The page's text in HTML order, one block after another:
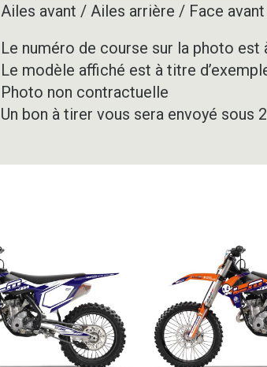
Ailes avant / Ailes arrière / Face
Le numéro de course sur la photo est
Le modèle affiché est à titre
Photo non contractuelle
Un bon à tirer vous sera envoyé sous